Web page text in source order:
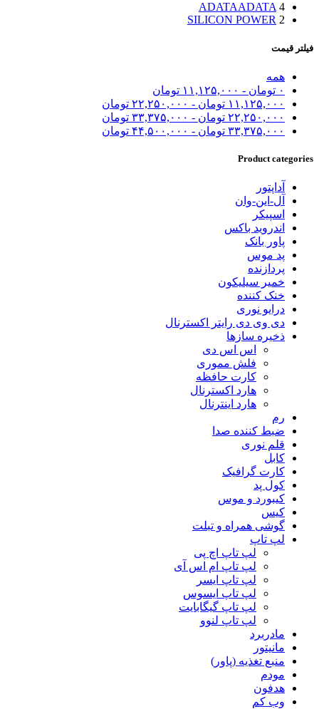
ADATAADATA 4
SILICON POWER 2
فیلتر قیمت
همه
۰ تومان - ۱۱,۱۲۵,۰۰۰ تومان
۱۱,۱۲۵,۰۰۰ تومان - ۲۲,۲۵۰,۰۰۰ تومان
۲۲,۲۵۰,۰۰۰ تومان - ۳۳,۳۷۵,۰۰۰ تومان
۳۳,۳۷۵,۰۰۰ تومان - ۴۴,۵۰۰,۰۰۰ تومان
Product categories
آداپتور
آل-این-وان
اسپیکر
اندروید باکس
پاور بانک
پد موس
پردازنده
خمیر سیلیکون
خنک کننده
درایو نوری
دی وی دی رایتر اکسترنال
ذخیره سازها
اس اس دی
فلش مموری
کارت حافظه
هارد اکسترنال
هارد اینترنال
رم
ضبط کننده صدا
قلم نوری
کابل
کارت گرافیک
کول پد
کیبورد و موس
کیس
گوشی همراه و تبلت
لپ تاپ
لپ تاپ اچ پی
لپ تاپ ام اس آی
لپ تاپ ایسر
لپ تاپ ایسوس
لپ تاپ گیگابایت
لپ تاپ لنوو
مادربرد
مانیتور
منبع تغذیه (پاور)
مودم
هدفون
وب کم